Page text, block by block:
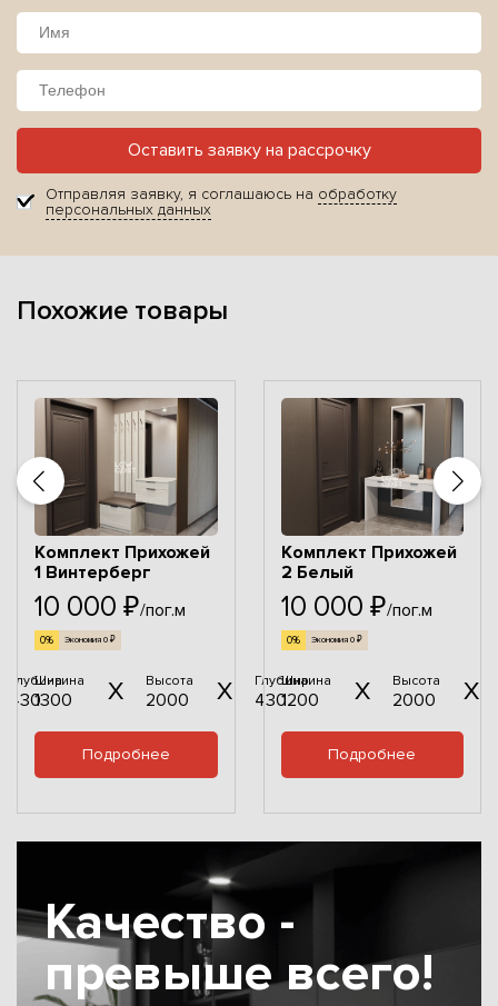
Оставить заявку на рассрочку
Отправляя заявку, я соглашаюсь на обработку
персональных данных
Похожие товары
Глубина
430
Комплект Прихожей
1 Винтерберг
10 000 ₽/пог.м
0% Экономия 0 ₽
Ширина
1300
Высота
2000
Глубина
430
Подробнее
Комплект Прихожей
2 Белый
10 000 ₽/пог.м
0% Экономия 0 ₽
Ширина
1200
Высота
2000
Подробнее
Качество -
превыше всего!